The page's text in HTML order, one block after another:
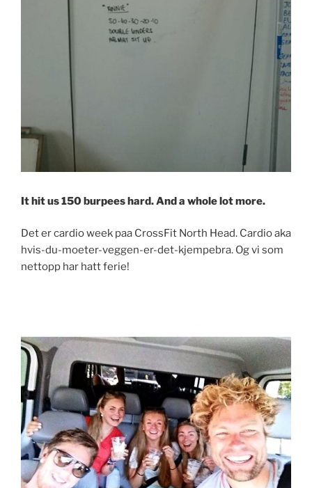
It hit us 150 burpees hard. And a whole lot more.
Det er cardio week paa CrossFit North Head. Cardio aka
hvis-du-moeter-veggen-er-det-kjempebra. Og vi som
nettopp har hatt ferie!